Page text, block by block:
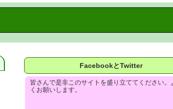
FacebookとTwitter
皆さんで是非このサイトを盛り立ててください。
くお願いします。